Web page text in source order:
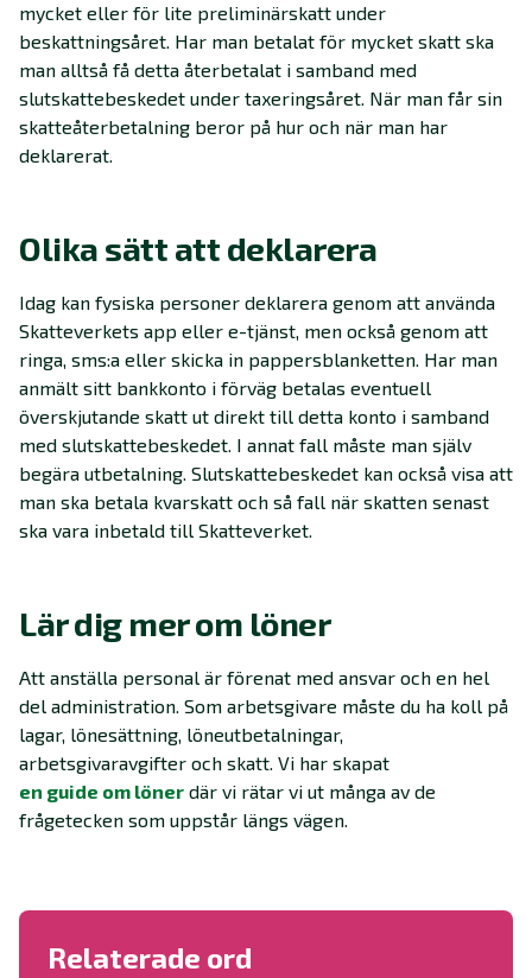
mycket eller för lite preliminärskatt under
beskattningsåret. Har man betalat för mycket skatt ska
man alltså få detta återbetalat i samband med
slutskattebeskedet under taxeringsåret. När man får sin
skatteåterbetalning beror på hur och när man har
deklarerat.
Olika sätt att deklarera
Idag kan fysiska personer deklarera genom att använda
Skatteverkets app eller e-tjänst, men också genom att
ringa, sms:a eller skicka in pappersblanketten. Har man
anmält sitt bankkonto i förväg betalas eventuell
överskjutande skatt ut direkt till detta konto i samband
med slutskattebeskedet. I annat fall måste man själv
begära utbetalning. Slutskattebeskedet kan också visa att
man ska betala kvarskatt och så fall när skatten senast
ska vara inbetald till Skatteverket.
Lär dig mer om löner
Att anställa personal är förenat med ansvar och en hel
del administration. Som arbetsgivare måste du ha koll på
lagar, lönesättning, löneutbetalningar,
arbetsgivaravgifter och skatt. Vi har skapat
en guide om löner där vi rätar vi ut många av de
frågetecken som uppstår längs vägen.
Relaterade ord